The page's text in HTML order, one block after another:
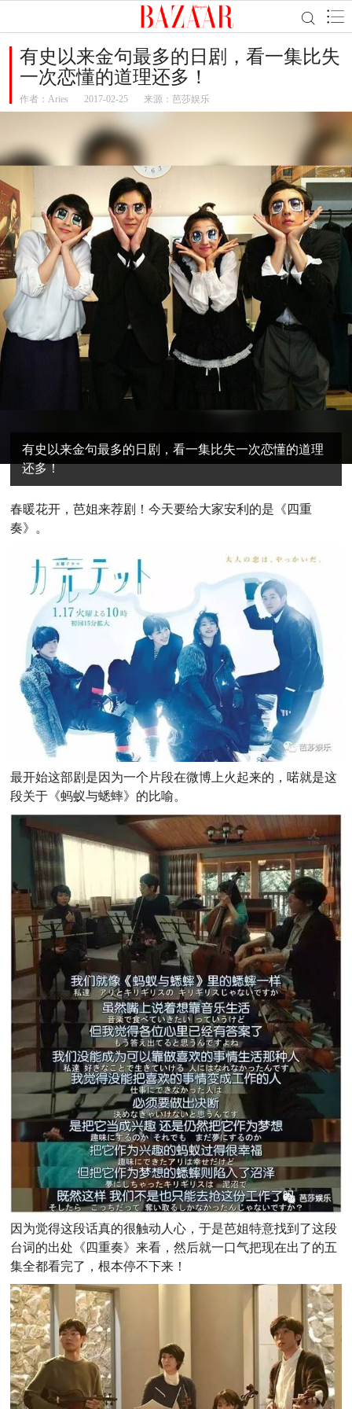
有史以来金句最多的日剧，看一集比失
一次恋懂的道理还多！
作者： Aries 2017-02-25 来源：芭莎娱乐
有史以来金句最多的日剧，看一集比失一次恋懂的道理
还多！
春暖花开，芭姐来荐剧！今天要给大家安利的是《四重
奏》。
最开始这部剧是因为一个片段在微博上火起来的，喏就是这
段关于《蚂蚁与蟋蟀》的比喻。
因为觉得这段话真的很触动人心，于是芭姐特意找到了这段
台词的出处《四重奏》来看，然后就一口气把现在出了的五
集全都看完了，根本停不下来！